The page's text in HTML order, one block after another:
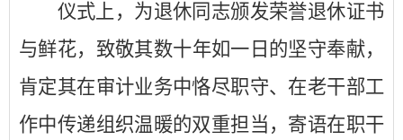
仪式上，为退休同志颁发荣誉退休证书
与鲜花，致敬其数十年如一日的坚守奉献，
肯定其在审计业务中恪尽职守、在老干部工
作中传递组织温暖的双重担当，寄语在职干